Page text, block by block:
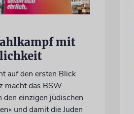
mit
auf den ersten Blick
macht das BSW
den einzigen jüdischen
und damit die Juden